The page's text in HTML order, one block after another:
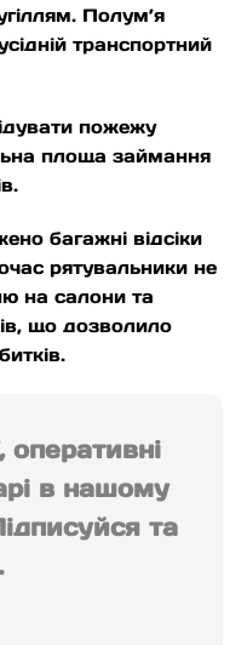
Полум’я
транспортний
пожежу
площа займання
багажні відсіки
рятувальники не
на салони та
що дозволило
оперативні
в нашому
та